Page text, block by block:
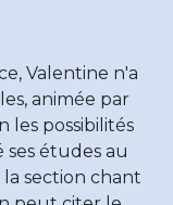
Valentine n'a
animée par
les possibilités
études au
la section chant